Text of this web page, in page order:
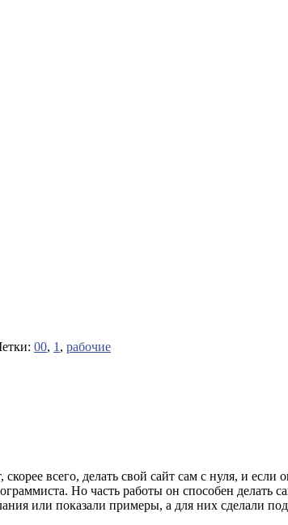
00, 1, рабочие
всего, делать свой сайт сам с нуля, и
Но часть работы он способен делать
или показали примеры, а для них сделали